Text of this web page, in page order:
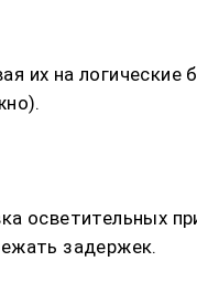
их на логические
осветительных
задержек.